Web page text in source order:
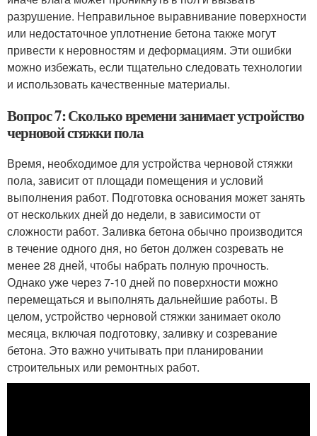
разрушение. Неправильное выравнивание поверхности
или недостаточное уплотнение бетона также могут
привести к неровностям и деформациям. Эти ошибки
можно избежать, если тщательно следовать технологии
и использовать качественные материалы.
Вопрос 7: Сколько времени занимает устройство
черновой стяжки пола
Время, необходимое для устройства черновой стяжки
пола, зависит от площади помещения и условий
выполнения работ. Подготовка основания может занять
от нескольких дней до недели, в зависимости от
сложности работ. Заливка бетона обычно производится
в течение одного дня, но бетон должен созревать не
менее 28 дней, чтобы набрать полную прочность.
Однако уже через 7-10 дней по поверхности можно
перемещаться и выполнять дальнейшие работы. В
целом, устройство черновой стяжки занимает около
месяца, включая подготовку, заливку и созревание
бетона. Это важно учитывать при планировании
строительных или ремонтных работ.